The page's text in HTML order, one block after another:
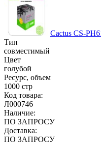
Cactus CS-
Тип
совместимый
Цвет
голубой
Ресурс, объем
1000 стр
Код товара:
Л000746
Наличие:
ПО ЗАПРОСУ
Доставка:
ПО ЗАПРОСУ